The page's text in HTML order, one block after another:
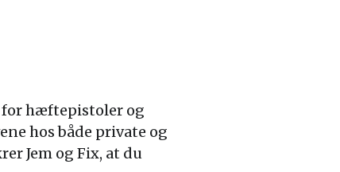
for hæftepistoler og
hos både private og
Jem og Fix, at du